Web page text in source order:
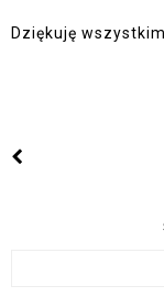
Dziękuję